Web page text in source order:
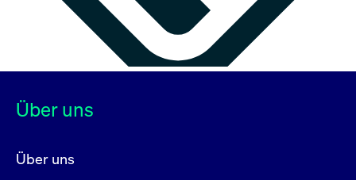
Über uns
Über uns